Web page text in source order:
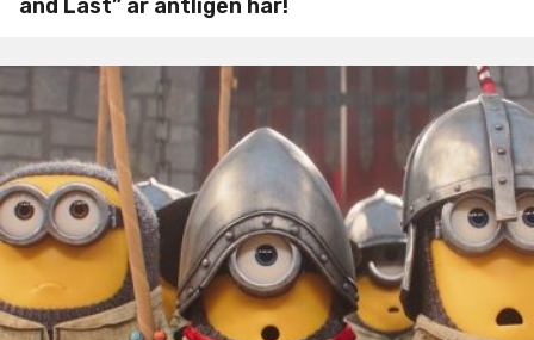
and Last” är äntligen här!